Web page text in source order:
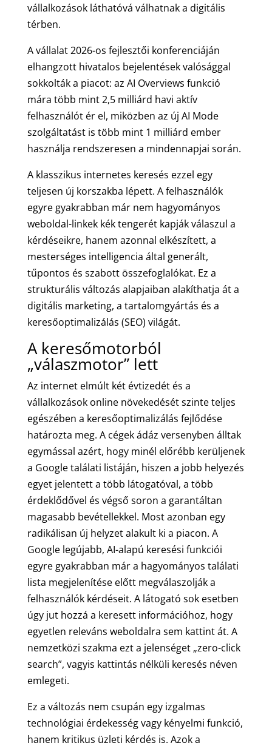
vállalkozások láthatóvá válhatnak a digitális
térben.
A vállalat 2026-os fejlesztői konferenciáján
elhangzott hivatalos bejelentések valósággal
sokkolták a piacot: az AI Overviews funkció
mára több mint 2,5 milliárd havi aktív
felhasználót ér el, miközben az új AI Mode
szolgáltatást is több mint 1 milliárd ember
használja rendszeresen a mindennapjai során.
A klasszikus internetes keresés ezzel egy
teljesen új korszakba lépett. A felhasználók
egyre gyakrabban már nem hagyományos
weboldal-linkek kék tengerét kapják válaszul a
kérdéseikre, hanem azonnal elkészített, a
mesterséges intelligencia által generált,
tűpontos és szabott összefoglalókat. Ez a
strukturális változás alapjaiban alakíthatja át a
digitális marketing, a tartalomgyártás és a
keresőoptimalizálás (SEO) világát.
A keresőmotorból
„válaszmotor” lett
Az internet elmúlt két évtizedét és a
vállalkozások online növekedését szinte teljes
egészében a keresőoptimalizálás fejlődése
határozta meg. A cégek ádáz versenyben álltak
egymással azért, hogy minél előrébb kerüljenek
a Google találati listáján, hiszen a jobb helyezés
egyet jelentett a több látogatóval, a több
érdeklődővel és végső soron a garantáltan
magasabb bevétellekkel. Most azonban egy
radikálisan új helyzet alakult ki a piacon. A
Google legújabb, AI-alapú keresési funkciói
egyre gyakrabban már a hagyományos találati
lista megjelenítése előtt megválaszolják a
felhasználók kérdéseit. A látogató sok esetben
úgy jut hozzá a keresett információhoz, hogy
egyetlen releváns weboldalra sem kattint át. A
nemzetközi szakma ezt a jelenséget „zero-click
search”, vagyis kattintás nélküli keresés néven
emlegeti.
Ez a változás nem csupán egy izgalmas
technológiai érdekesség vagy kényelmi funkció,
hanem kritikus üzleti kérdés is. Azok a